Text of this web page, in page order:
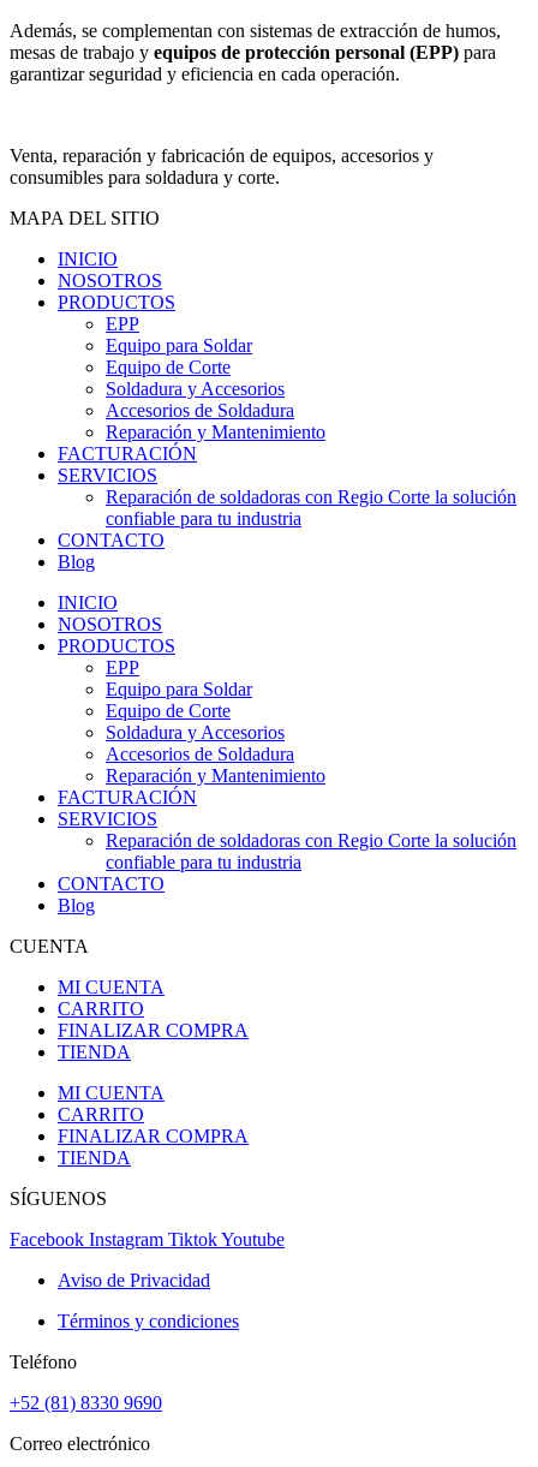
Además, se complementan con sistemas de extracción de humos,
mesas de trabajo y equipos de protección personal (EPP) para
garantizar seguridad y eficiencia en cada operación.
Venta, reparación y fabricación de equipos, accesorios y
consumibles para soldadura y corte.
MAPA DEL SITIO
INICIO
NOSOTROS
PRODUCTOS
EPP
Equipo para Soldar
Equipo de Corte
Soldadura y Accesorios
Accesorios de Soldadura
Reparación y Mantenimiento
FACTURACIÓN
SERVICIOS
Reparación de soldadoras con Regio Corte la solución
confiable para tu industria
CONTACTO
Blog
INICIO
NOSOTROS
PRODUCTOS
EPP
Equipo para Soldar
Equipo de Corte
Soldadura y Accesorios
Accesorios de Soldadura
Reparación y Mantenimiento
FACTURACIÓN
SERVICIOS
Reparación de soldadoras con Regio Corte la solución
confiable para tu industria
CONTACTO
Blog
CUENTA
MI CUENTA
CARRITO
FINALIZAR COMPRA
TIENDA
MI CUENTA
CARRITO
FINALIZAR COMPRA
TIENDA
SÍGUENOS
Facebook Instagram TiktokYoutube
Aviso de Privacidad
Términos y condiciones
Teléfono
+52 (81) 8330 9690
Correo electrónico